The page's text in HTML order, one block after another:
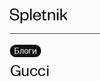
Блоги
Gucci